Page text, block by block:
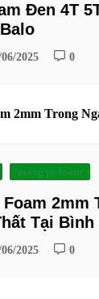
Đen 4T
2025 0
màng pe foam
2mm
Tại
2025 0